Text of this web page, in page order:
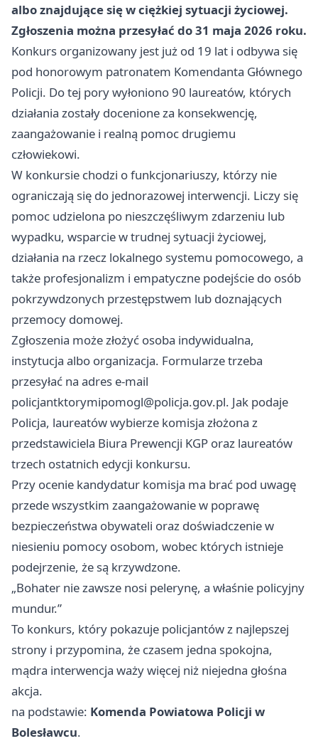
albo znajdujące się w ciężkiej sytuacji życiowej.
Zgłoszenia można przesyłać do 31 maja 2026 roku.
Konkurs organizowany jest już od 19 lat i odbywa się
pod honorowym patronatem Komendanta Głównego
Policji. Do tej pory wyłoniono 90 laureatów, których
działania zostały docenione za konsekwencję,
zaangażowanie i realną pomoc drugiemu
człowiekowi.
W konkursie chodzi o funkcjonariuszy, którzy nie
ograniczają się do jednorazowej interwencji. Liczy się
pomoc udzielona po nieszczęśliwym zdarzeniu lub
wypadku, wsparcie w trudnej sytuacji życiowej,
działania na rzecz lokalnego systemu pomocowego, a
także profesjonalizm i empatyczne podejście do osób
pokrzywdzonych przestępstwem lub doznających
przemocy domowej.
Zgłoszenia może złożyć osoba indywidualna,
instytucja albo organizacja. Formularze trzeba
przesyłać na adres e-mail
policjantktorymipomogl@policja.gov.pl. Jak podaje
Policja, laureatów wybierze komisja złożona z
przedstawiciela Biura Prewencji KGP oraz laureatów
trzech ostatnich edycji konkursu.
Przy ocenie kandydatur komisja ma brać pod uwagę
przede wszystkim zaangażowanie w poprawę
bezpieczeństwa obywateli oraz doświadczenie w
niesieniu pomocy osobom, wobec których istnieje
podejrzenie, że są krzywdzone.
„Bohater nie zawsze nosi pelerynę, a właśnie policyjny
mundur.”
To konkurs, który pokazuje policjantów z najlepszej
strony i przypomina, że czasem jedna spokojna,
mądra interwencja waży więcej niż niejedna głośna
akcja.
na podstawie: Komenda Powiatowa Policji w
Bolesławcu.